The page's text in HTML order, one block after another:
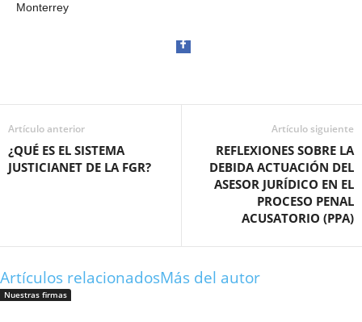
Monterrey
Artículo anterior
¿QUÉ ES EL SISTEMA
JUSTICIANET DE LA FGR?
Artículo siguiente
REFLEXIONES SOBRE LA
DEBIDA ACTUACIÓN DEL
ASESOR JURÍDICO EN EL
PROCESO PENAL
ACUSATORIO (PPA)
Artículos relacionadosMás del autor
Nuestras firmas